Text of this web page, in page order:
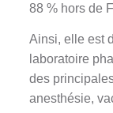
88 % hors de
Ainsi, elle est
laboratoire
des
anesthésie,